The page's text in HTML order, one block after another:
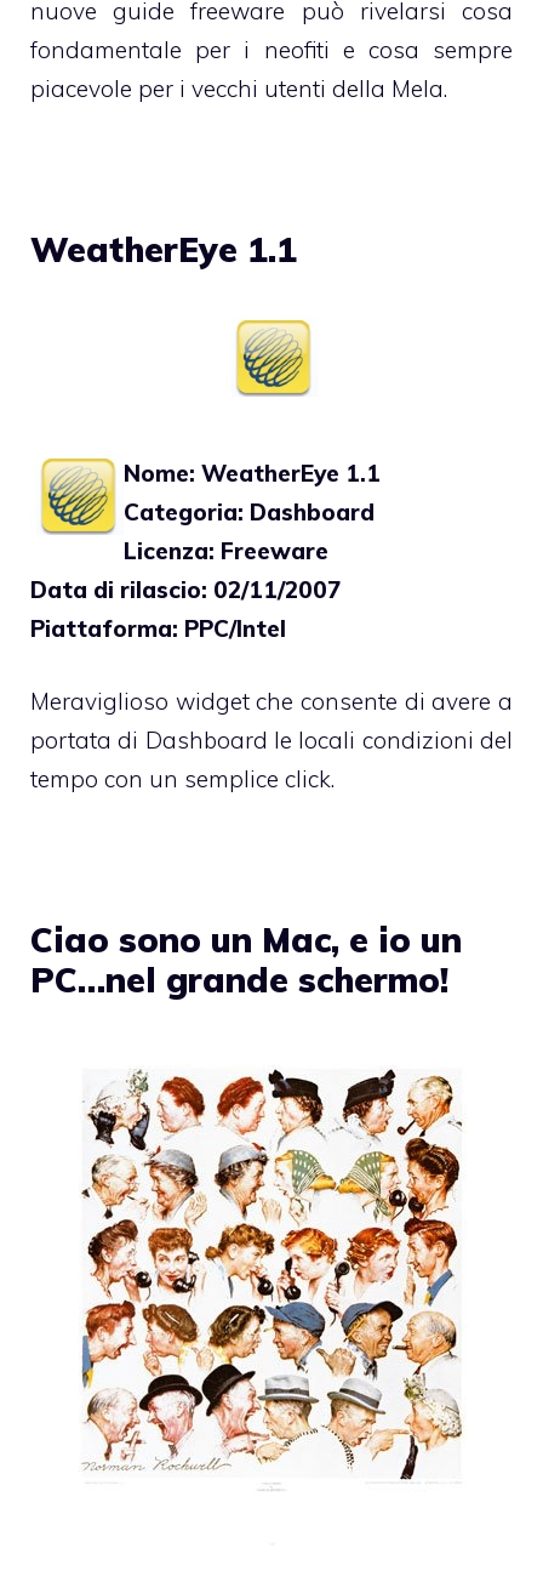
nuove guide freeware può rivelarsi cosa
fondamentale per i neofiti e cosa sempre
piacevole per i vecchi utenti della Mela.
WeatherEye 1.1
Nome: WeatherEye 1.1
Categoria: Dashboard
Licenza: Freeware
Data di rilascio: 02/11/2007
Piattaforma: PPC/Intel
Meraviglioso widget che consente di avere a
portata di Dashboard le locali condizioni del
tempo con un semplice click.
Ciao sono un Mac, e io un
PC…nel grande schermo!